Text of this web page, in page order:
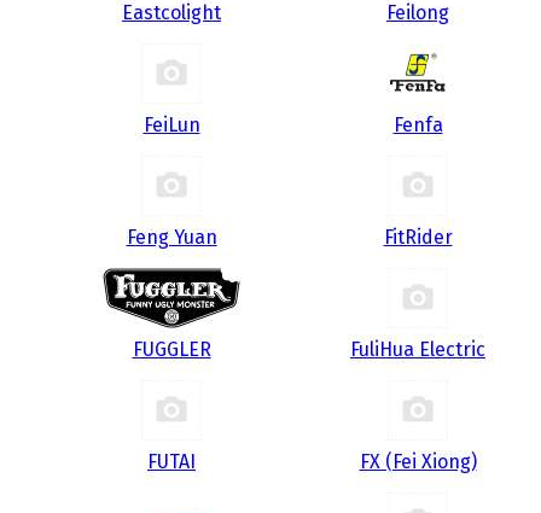
Eastcolight Feilong
FeiLun Fenfa
Feng Yuan FitRider
FUGGLER FuliHua Electric
FUTAI FX (Fei Xiong)